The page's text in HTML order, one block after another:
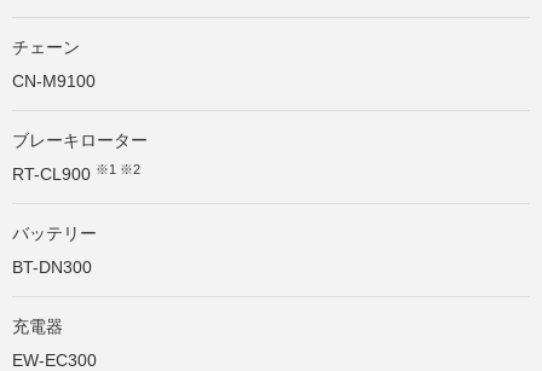
チェーン
CN-M9100
ブレーキローター
RT-CL900 ※1 ※2
バッテリー
BT-DN300
充電器
EW-EC300